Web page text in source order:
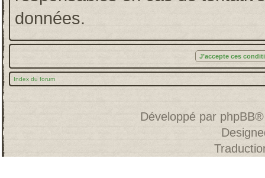
données.
Index du forum
Développé par phpBB®